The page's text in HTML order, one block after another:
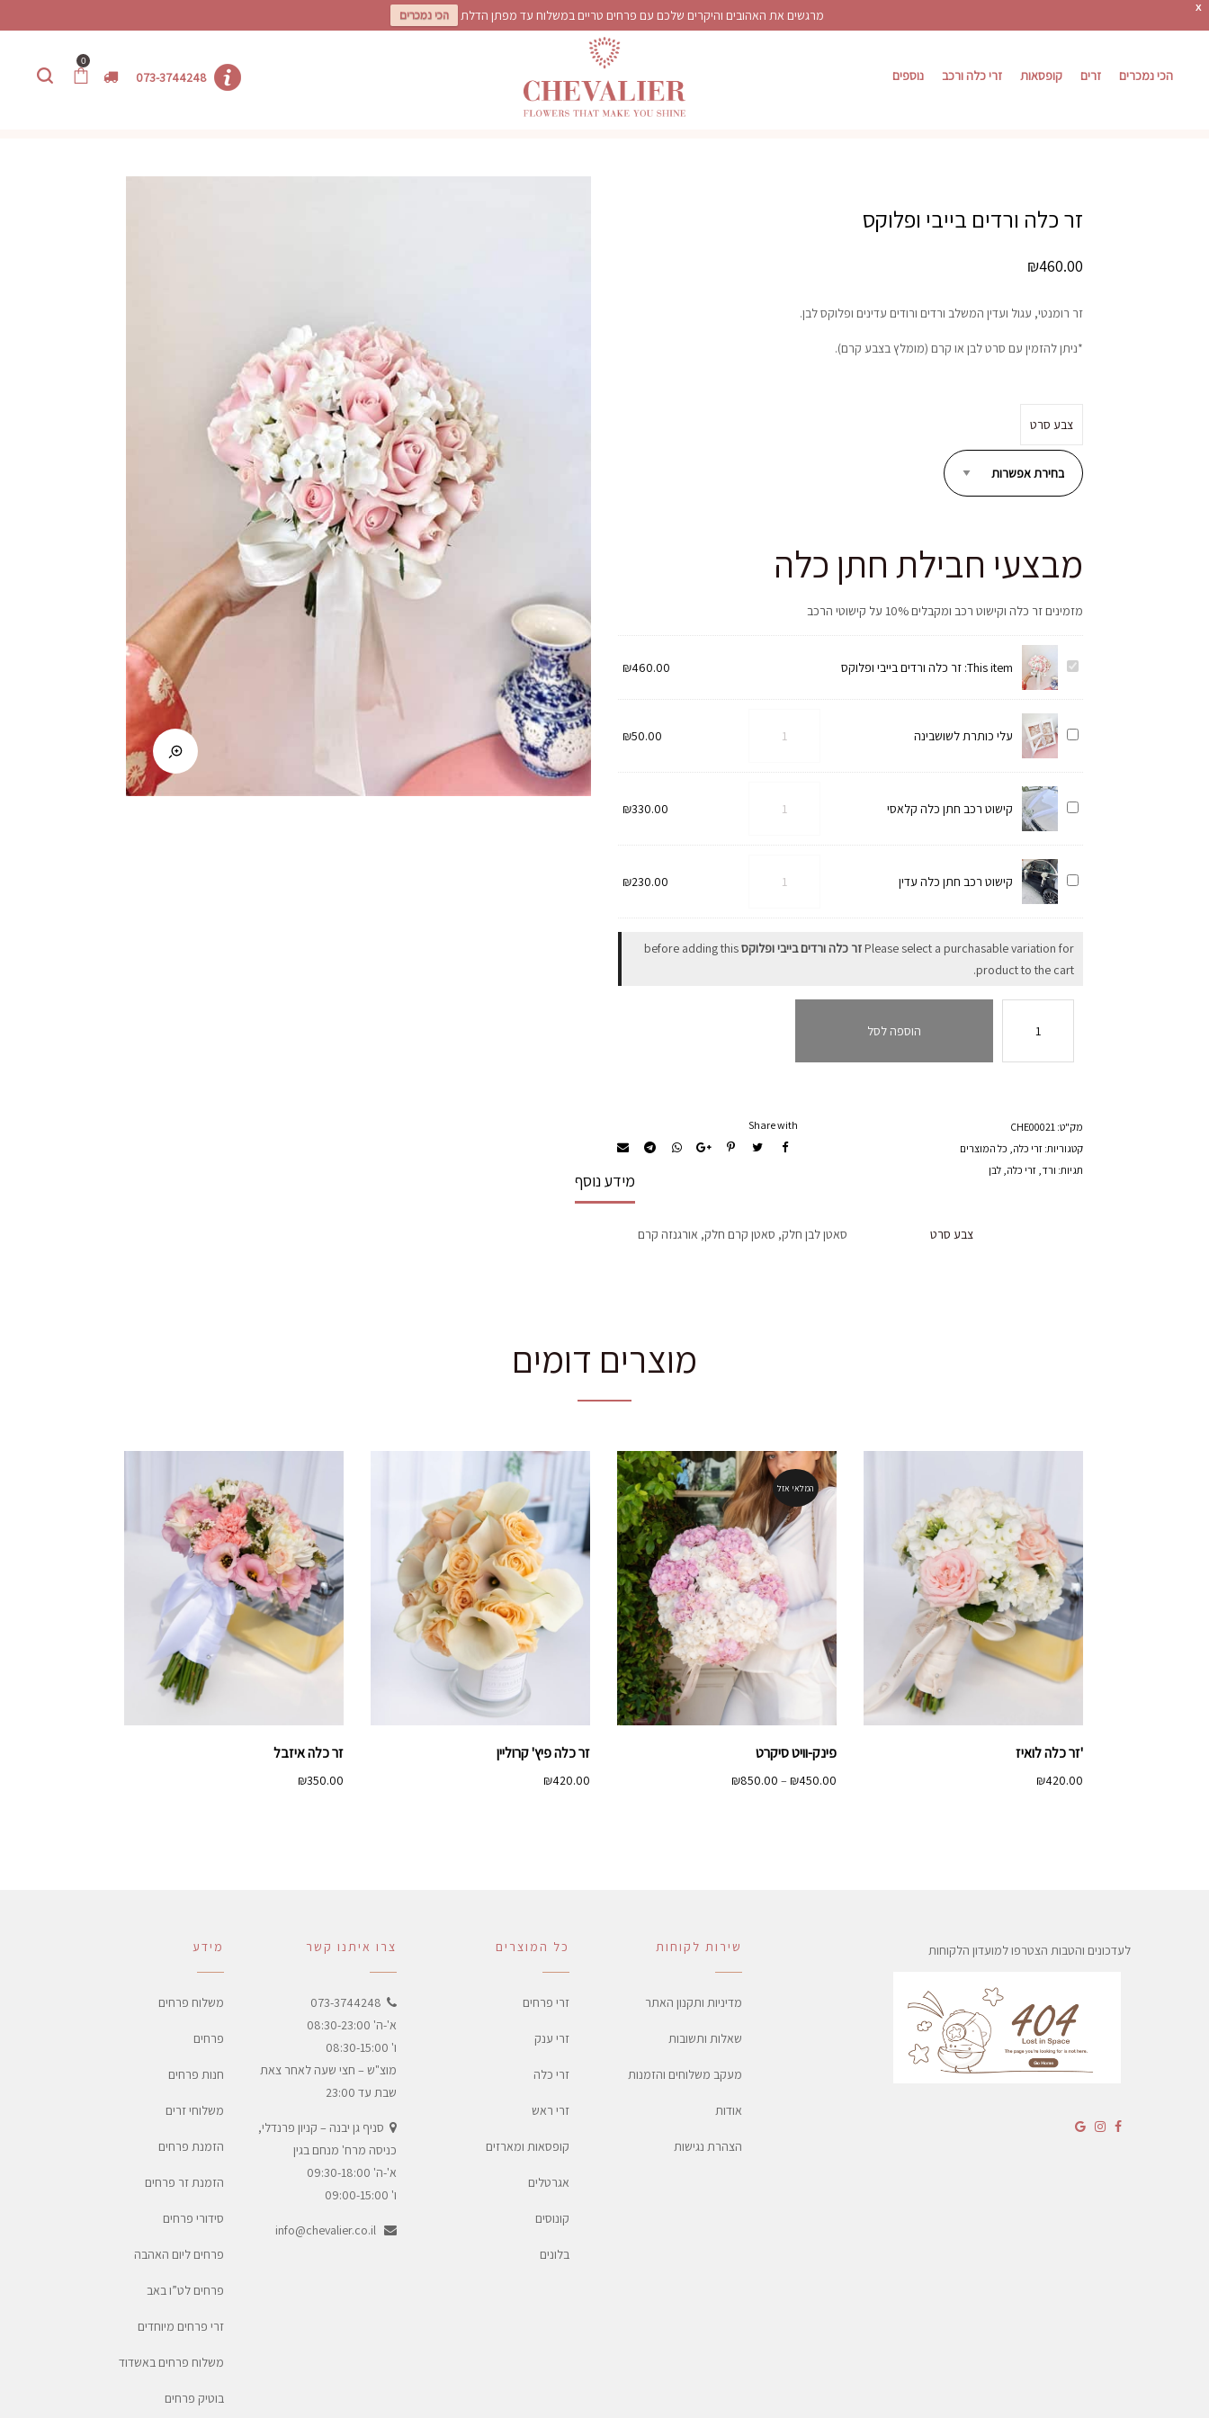
X מרגשים את האהובים והיקרים שלכם עם פרחים טריים במשלוח עד מפתן הדלת הכי נמכרים
נוספים זרי כלה ורכב קופסאות זרים הכי נמכרים 073-3744248
0
זר כלה ורדים בייבי ופלוקס
₪460.00
זר רומנטי, עגול ועדין המשלב ורדים ורודים עדינים ופלוקס לבן.
*ניתן להזמין עם סרט לבן או קרם (מומלץ בצבע קרם).
צבע סרט
מבצעי חבילת חתן כלה
מזמינים זר כלה וקישוט רכב ומקבלים 10% על קישוטי הרכב
זר
ורדים
בייבי
ופלוקס
This item: זר כלה ורדים בייבי ופלוקס ₪460.00
עלי
כותרת
עלי כותרת לשושבינה
לשושבינה
₪50.00
קישוט
כלה
קלאסי
קישוט רכב חתן כלה קלאסי
קלאסי
₪330.00
קישוט
כלה
עדין
קישוט רכב חתן כלה עדין
חתן
₪230.00
Please select a purchasable variation for זר כלה ורדים בייבי ופלוקסbefore adding this
product to the cart.
הוספה לסל
מק"ט: CHE00021
קטגוריות: זרי כלה כל המוצרים
תגיות: ורד זרי כלה לבן
Share with
מידע נוסף
צבע סרט סאטן לבן חלק, סאטן קרם חלק, אורגנזה קרם
מוצרים דומים
'זר כלה לואיז
₪420.00
המלאי אזל
פינק-וויט סיקרט
₪450.00
–
₪850.00
זר כלה פיץ' קרוליין
₪420.00
זר כלה איזבל
₪350.00
מידע
משלוח פרחים
פרחים
חנות פרחים
משלוחי זרים
הזמנת פרחים
הזמנת זר פרחים
סידורי פרחים
פרחים ליום האהבה
פרחים לט”ו באב
זרי פרחים מיוחדים
משלוח פרחים באשדוד
בוטיק פרחים
צרו איתנו קשר
073-3744248
א'-ה' 08:30-23:00
ו' 08:30-15:00
מוצ"ש – חצי שעה לאחר צאת
שבת עד 23:00
סניף גן יבנה – קניון פרנדלי,
כניסה מרח' מנחם בגין
א'-ה' 09:30-18:00
ו' 09:00-15:00
info@chevalier.co.il
כל המוצרים
זרי פרחים
זרי ענק
זרי כלה
זרי ראש
קופסאות ומארזים
אגרטלים
קונוסים
בלונים
שירות לקוחות
מדיניות ותקנון האתר
שאלות ותשובות
מעקב משלוחים והזמנות
אודות
הצהרת נגישות
לעדכונים והטבות הצטרפו למועדון הלקוחות